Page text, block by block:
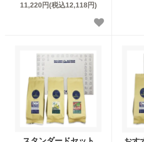
スイーツとコーヒーギフト
送料無料（ギフト）
11,220円(税込12,118円)